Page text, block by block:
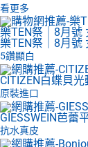
看更多
樂TEN祭｜8月號
樂TEN祭｜8月號
5鑽顯白
CITIZEN白蝶貝
原裝進口
GIESSWEIN芭蕾
抗水真皮